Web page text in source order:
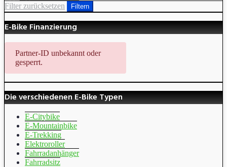
Filter zurücksetzen
Filtern
E-Bike Finanzierung
Partner-ID unbekannt oder
gesperrt.
Die verschiedenen E-Bike Typen
E-Citybike
E-Mountainbike
E-Trekking
Elektroroller
Fahrradanhänger
Fahrradsitz